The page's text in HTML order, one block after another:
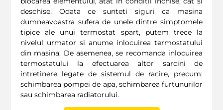
deschise. Odata ce sunteti siguri ca masina
dumneavoastra sufera de unele dintre simptomele
tipice ale unui termostat spart, putem trece la
nivelul urmator si anume inlocuirea termostatului
din masina. De asemenea, se recomanda inlocuirea
termostatului la efectuarea altor sarcini de
intretinere legate de sistemul de racire, precum:
schimbarea pompei de apa, schimbarea furtunurilor
sau schimbarea radiatorului.